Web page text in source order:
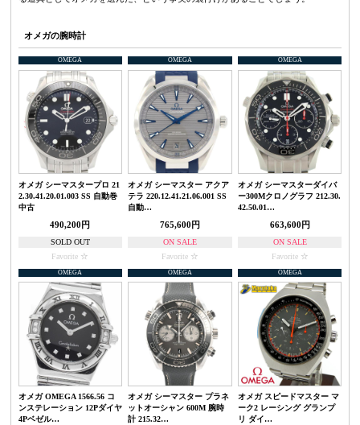
オメガの腕時計
OMEGA
オメガ シーマスタープロ 21
2.30.41.20.01.003 SS 自動巻
中古
490,200円
SOLD OUT
Favorite
OMEGA
オメガ シーマスター アクア
テラ 220.12.41.21.06.001 SS
自動…
765,600円
ON SALE
Favorite
OMEGA
オメガ シーマスターダイバ
ー300Mクロノグラフ 212.30.
42.50.01…
663,600円
ON SALE
Favorite
OMEGA
オメガ OMEGA 1566.56 コ
ンステレーション 12Pダイヤ
4Pベゼル…
OMEGA
オメガ シーマスター プラネ
ットオーシャン 600M 腕時
計 215.32…
OMEGA
オメガ スピードマスター マ
ーク2 レーシング グランプ
リ ダイ…